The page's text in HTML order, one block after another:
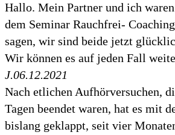
Hallo. Mein Partner und ich
dem Seminar Rauchfrei-
sagen, wir sind beide jetzt
Wir können es auf jeden Fall
J.06.12.2021
Nach etlichen Aufhörversuchen,
Tagen beendet waren, hat es mit
bislang geklappt, seit vier